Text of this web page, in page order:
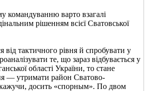
командуванню варто взагалі
рішенням всієї Сватовської
тактичного рівня й спробувати у
те, що зараз відбувається у
області України, то стане
— утримати район Сватово-
кажучи, досить «спорным». По двом